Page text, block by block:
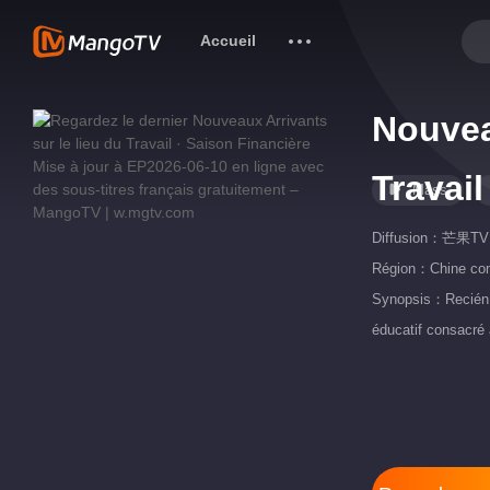
Accueil
Mass
Diffusion： 芒果TV
Région： Chine
Synopsis：
éducatif consacré